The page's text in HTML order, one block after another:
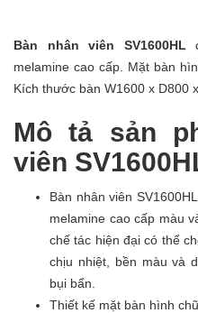
Bàn nhân viên SV1600HL
melamine cao cấp. Mặt bàn
Kích thước bàn W1600 x D800
Mô tả sản
viên
Bàn nhân viên
melamine cao cấp màu
chế tác hiện đại có thể
chịu nhiệt, bền màu và
bụi bẩn.
Thiết kế mặt bàn hình